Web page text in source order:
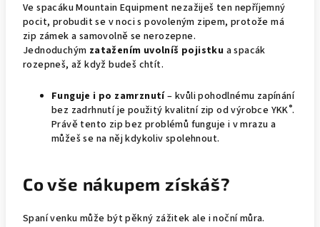
Ve spacáku Mountain Equipment nezažiješ ten nepříjemný
pocit, probudit se v noci s povoleným zipem, protože má
zip zámek a samovolně se nerozepne.
Jednoduchým zatažením uvolníš pojistku a spacák
rozepneš, až když budeš chtít.
Funguje i po zamrznutí– kvůli pohodlnému zapínání
bez zadrhnutí je použitý kvalitní zip od výrobce YKK®.
Právě tento zip bez problémů funguje i v mrazu a
můžeš se na něj kdykoliv spolehnout.
Co vše nákupem získáš?
Spaní venku může být pěkný zážitek ale i noční můra.